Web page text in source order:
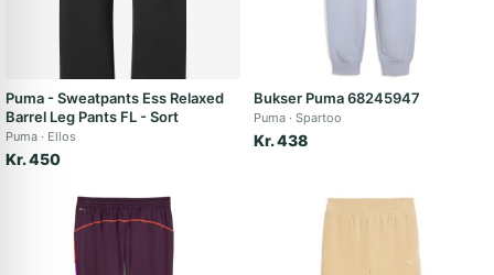
Puma - Sweatpants Ess Relaxed
Barrel Leg Pants FL - Sort
Puma Ellos
Kr. 450
Bukser Puma 68245947
Puma Spartoo
Kr. 438